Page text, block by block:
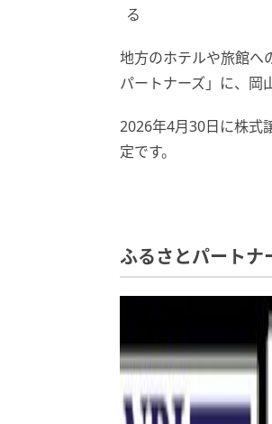
る
地方のホテルや旅館へ
パートナーズ」に、岡
2026年4月30日に株式
定です。
ふるさとパートナ